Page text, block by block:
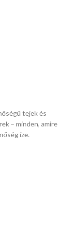
tejek és
– minden, amire
íze.